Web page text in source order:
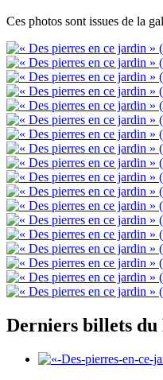
Ces photos sont issues de la
Derniers billets du